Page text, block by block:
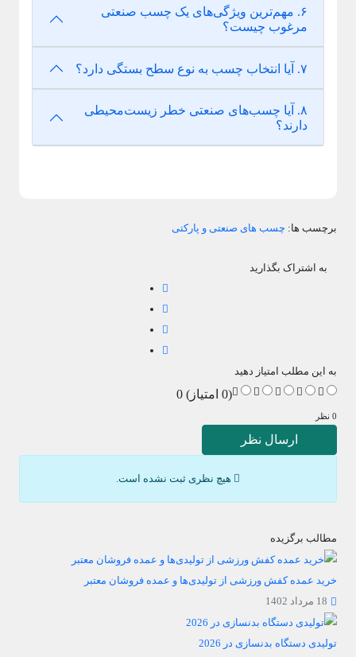
۶. مهم‌ترین ویژگی‌های یک چسب صنعتی
مرغوب چیست؟
۷. آیا انتخاب چسب به نوع سطح بستگی دارد؟
۸. آیا چسب‌های صنعتی خطر زیست‌محیطی
دارند؟
برچسب ها: چسب های صنعتی و پارکتی
به اشتراک بگذارید
به این مطلب امتیاز دهید
(0 امتیاز) 0
0 نظر
ارسال نظر
هیچ نظری ثبت نشده است.
مطالب برگزیده
خرید عمده کفش ورزشی از تولیدی‌ها و عمده فروشان معتبر
18 مرداد 1402
تولیدی دستگاه بدنسازی در 2026